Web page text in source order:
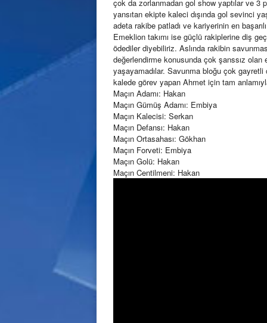
çok da zorlanmadan gol show yaptılar ve 3
yansıtan ekipte kaleci dışında gol sevinci
adeta rakibe patladı ve kariyerinin en
Emeklion takımı ise güçlü rakiplerine diş
ödediler diyebiliriz. Aslında rakibin
değerlendirme konusunda çok şanssız
yaşayamadılar. Savunma bloğu çok gayretli
kalede görev yapan Ahmet için tam
Maçın Adamı: Hakan
Maçın Gümüş Adamı: Embiya
Maçın Kalecisi: Serkan
Maçın Defansı: Hakan
Maçın Ortasahası: Gökhan
Maçın Forveti: Embiya
Maçın Golü: Hakan
Maçın Centilmeni: Hakan